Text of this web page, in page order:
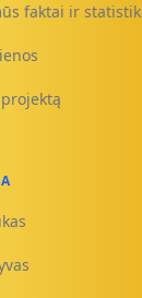
faktai ir